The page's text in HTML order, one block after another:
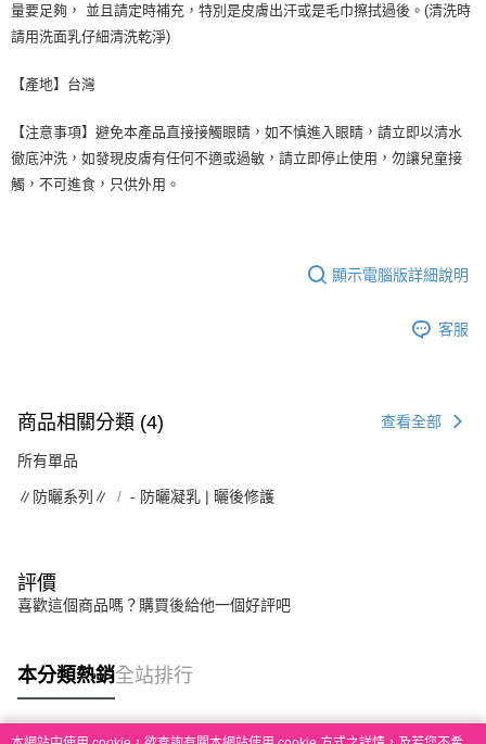
量要足夠， 並且請定時補充，特別是皮膚出汗或是毛巾擦拭過後。(清洗時
請用洗面乳仔細清洗乾淨)
【產地】台灣
【注意事項】避免本產品直接接觸眼睛，如不慎進入眼睛，請立即以清水
徹底沖洗，如發現皮膚有任何不適或過敏，請立即停止使用，勿讓兒童接
觸，不可進食，只供外用。
顯示電腦版詳細說明
客服
商品相關分類 (4) 查看全部
所有單品
∥防曬系列∥ - 防曬凝乳 | 曬後修護
評價
喜歡這個商品嗎？購買後給他一個好評吧
本分類熱銷全站排行